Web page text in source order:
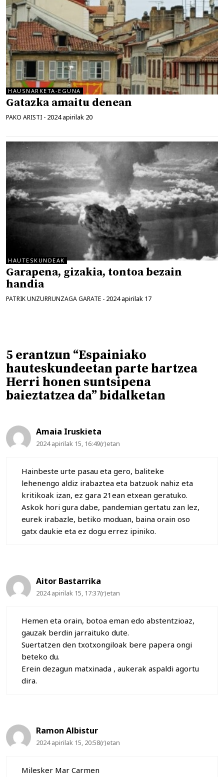
HAUSNARKETA-EGUNA
Gatazka amaitu denean
PAKO ARISTI - 2024 apirilak 20
HAUTESKUNDEAK
Garapena, gizakia, tontoa bezain
handia
PATRIK UNZURRUNZAGA GARATE - 2024 apirilak 17
5 erantzun “Espainiako
hauteskundeetan parte hartzea
Herri honen suntsipena
baieztatzea da” bidalketan
Amaia Iruskieta
2024 apirilak 15, 16:49(r)etan
Hainbeste urte pasau eta gero, baliteke
lehenengo aldiz irabaztea eta batzuok nahiz eta
kritikoak izan, ez gara 21ean etxean geratuko.
Askok hori gura dabe, pandemian gertatu zan lez,
eurek irabazle, betiko moduan, baina orain oso
gatx daukie eta ez dogu errez ipiniko.
Aitor Bastarrika
2024 apirilak 15, 17:37(r)etan
Hemen eta orain, botoa eman edo abstentzioaz,
gauzak berdin jarraituko dute.
Suertatzen den txotxongiloak bere papera ongi
beteko du.
Erein dezagun matxinada , aukerak aspaldi agortu
dira.
Ramon Albistur
2024 apirilak 15, 20:58(r)etan
Milesker Mar Carmen